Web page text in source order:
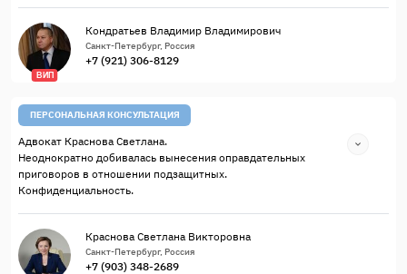
ВИП
Кондратьев Владимир Владимирович
Санкт-Петербург, Россия
+7 (921) 306-8129
ПЕРСОНАЛЬНАЯ КОНСУЛЬТАЦИЯ
Адвокат Краснова Светлана.
Неоднократно добивалась вынесения оправдательных
приговоров в отношении подзащитных.
Конфиденциальность.
Краснова Светлана Викторовна
Санкт-Петербург, Россия
+7 (903) 348-2689